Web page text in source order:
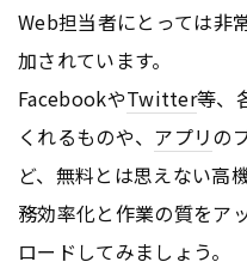
Web担当者にとっては非
加されています。
FacebookやTwitter等、
くれるものや、 アプリの
ど、無料とは思えない高
務効率化と作業の質をア
ロードしてみましょう。